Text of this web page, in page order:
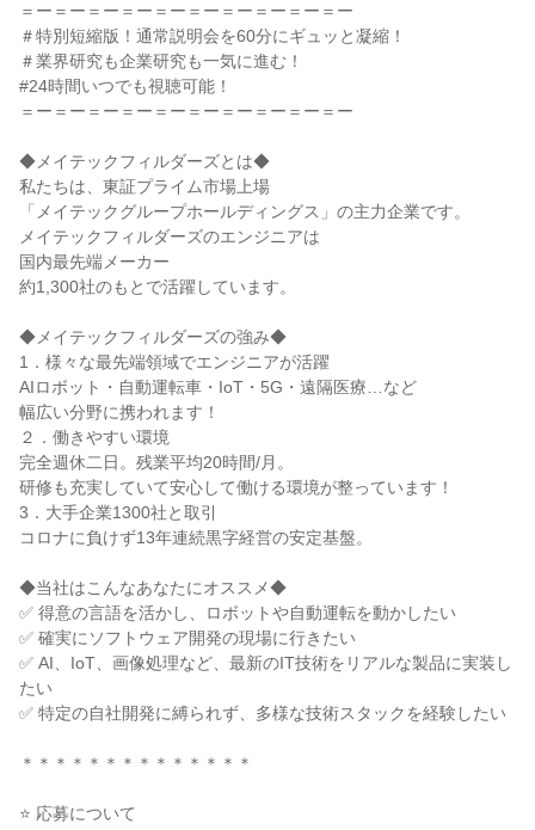
＝ー＝ー＝ー＝ー＝ー＝ー＝ー＝ー＝ー＝ー
＃特別短縮版！通常説明会を60分にギュッと凝縮！
＃業界研究も企業研究も一気に進む！
#24時間いつでも視聴可能！
＝ー＝ー＝ー＝ー＝ー＝ー＝ー＝ー＝ー＝ー
◆メイテックフィルダーズとは◆
私たちは、東証プライム市場上場
「メイテックグループホールディングス」の主力企業です。
メイテックフィルダーズのエンジニアは
国内最先端メーカー
約1,300社のもとで活躍しています。
◆メイテックフィルダーズの強み◆
1．様々な最先端領域でエンジニアが活躍
AIロボット・自動運転車・IoT・5G・遠隔医療…など
幅広い分野に携われます！
２．働きやすい環境
完全週休二日。残業平均20時間/月。
研修も充実していて安心して働ける環境が整っています！
3．大手企業1300社と取引
コロナに負けず13年連続黒字経営の安定基盤。
◆当社はこんなあなたにオススメ◆
✅ 得意の言語を活かし、ロボットや自動運転を動かしたい
✅ 確実にソフトウェア開発の現場に行きたい
✅ AI、IoT、画像処理など、最新のIT技術をリアルな製品に実装し
たい
✅ 特定の自社開発に縛られず、多様な技術スタックを経験したい
＊＊＊＊＊＊＊＊＊＊＊＊＊＊
⭐ 応募について